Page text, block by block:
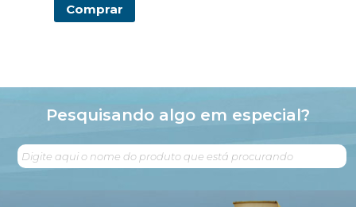
Comprar
Pesquisando algo em especial?